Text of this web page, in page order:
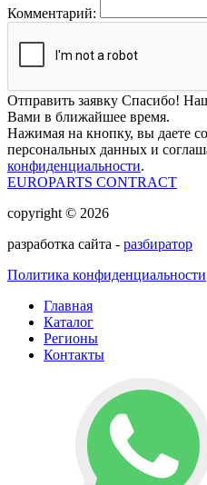
Комментарий:
Отправить заявку Спасибо!
Вами в ближайшее время.
Нажимая на кнопку, вы даете
персональных данных и
конфиденциальности.
EUROPARTS CONTRACT
copyright © 2026
разработка сайта - разбиратор
Политика конфиденциальности
Главная
Каталог
Регионы
Контакты